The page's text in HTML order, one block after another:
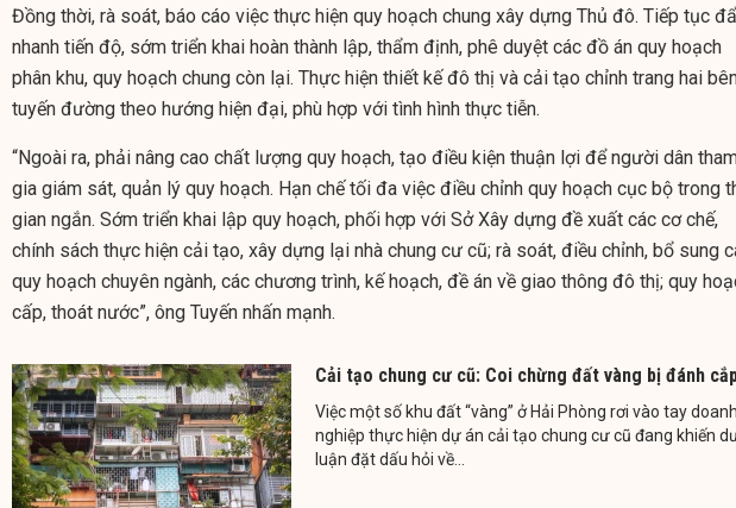
Đồng thời, rà soát, báo cáo việc thực hiện quy hoạch chung xây dựng Thủ đô. Tiếp tục
nhanh tiến độ, sớm triển khai hoàn thành lập, thẩm định, phê duyệt các đồ án quy hoạch
phân khu, quy hoạch chung còn lại. Thực hiện thiết kế đô thị và cải tạo chỉnh trang hai
tuyến đường theo hướng hiện đại, phù hợp với tình hình thực tiễn.
“Ngoài ra, phải nâng cao chất lượng quy hoạch, tạo điều kiện thuận lợi để người dân
gia giám sát, quản lý quy hoạch. Hạn chế tối đa việc điều chỉnh quy hoạch cục bộ trong
gian ngắn. Sớm triển khai lập quy hoạch, phối hợp với Sở Xây dựng đề xuất các cơ chế,
chính sách thực hiện cải tạo, xây dựng lại nhà chung cư cũ; rà soát, điều chỉnh, bổ sung
quy hoạch chuyên ngành, các chương trình, kế hoạch, đề án về giao thông đô thị; quy
cấp, thoát nước”, ông Tuyến nhấn mạnh.
Cải tạo chung cư cũ: Coi chừng đất vàng bị đánh
Việc một số khu đất “vàng” ở Hải Phòng rơi vào tay doanh
nghiệp thực hiện dự án cải tạo chung cư cũ đang khiến
luận đặt dấu hỏi về...